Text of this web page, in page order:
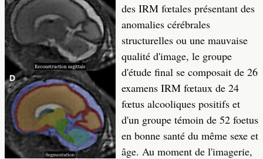
des IRM fœtales présentant des
anomalies cérébrales
structurelles ou une mauvaise
qualité d'image, le groupe
d'étude final se composait de 26
examens IRM fœtaux de 24
fœtus alcooliques positifs et
d'un groupe témoin de 52 foetus
en bonne santé du même sexe et
âge. Au moment de l'imagerie,